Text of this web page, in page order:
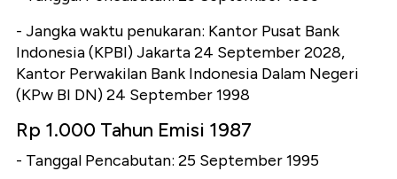
- Jangka waktu penukaran: Kantor Pusat Bank
Indonesia (KPBI) Jakarta 24 September 2028,
Kantor Perwakilan Bank Indonesia Dalam Negeri
(KPw BI DN) 24 September 1998
Rp 1.000 Tahun Emisi 1987
- Tanggal Pencabutan: 25 September 1995